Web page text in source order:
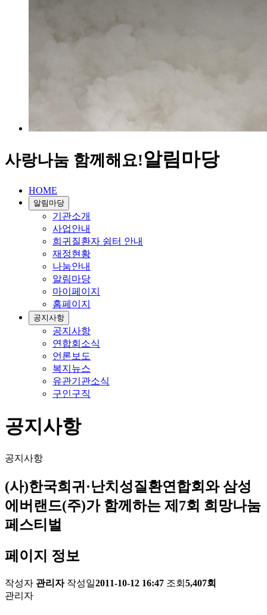
사랑나눔 함께해요!알림마당
HOME
알림마당
기관소개
사업안내
희귀질환자 쉼터 안내
재정현황
나눔안내
알림마당
마이페이지
홈페이지
공지사항
공지사항
연합회소식
언론보도
복지뉴스
유관기관소식
구인구직
공지사항
공지사항
(사)한국희귀·난치성질환연합회와 삼성
에버랜드(주)가 함께하는 제7회 희망나눔
페스티벌
페이지 정보
작성자 관리자 작성일2011-10-12 16:47 조회 5,407회
관리자